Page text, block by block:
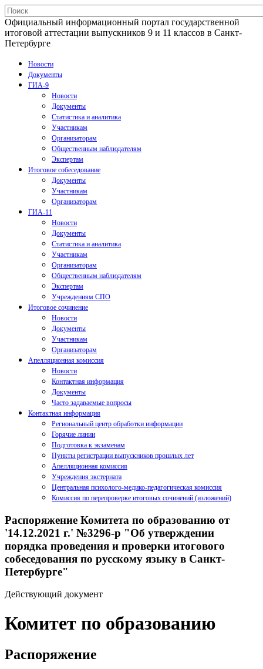
Официальный информационный портал государственной
итоговой аттестации выпускников 9 и 11 классов в Санкт-
Петербурге
Новости
Документы
ГИА-9
Новости
Документы
Статистика и аналитика
Участникам
Организаторам
Общественным наблюдателям
Экспертам
Итоговое собеседование
Документы
Участникам
Организаторам
ГИА-11
Новости
Документы
Статистика и аналитика
Участникам
Организаторам
Общественным наблюдателям
Экспертам
Учреждениям СПО
Итоговое сочинение
Новости
Документы
Участникам
Организаторам
Апелляционная комиссия
Новости
Контактная информация
Документы
Часто задаваемые вопросы
Контактная информация
Региональный центр обработки информации
Горячие линии
Подготовка к экзаменам
Пункты регистрации выпускников прошлых лет
Апелляционная комиссия
Учреждения экстерната
Центральная психолого-медико-педагогическая комиссия
Комиссия по перепроверке итоговых сочинений (изложений)
Распоряжение Комитета по образованию от
'14.12.2021 г.' №3296-р "Об утверждении
порядка проведения и проверки итогового
собеседования по русскому языку в Санкт-
Петербурге"
Действующий документ
Комитет по образованию
Распоряжение